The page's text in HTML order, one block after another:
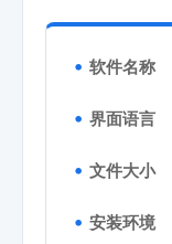
软件名称
界面语言
文件大小
安装环境